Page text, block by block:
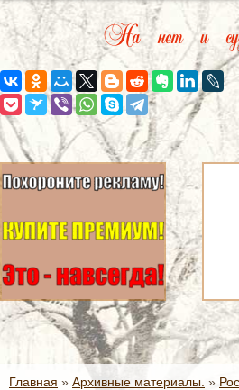
На нет и
Главная » Архивные материалы. »